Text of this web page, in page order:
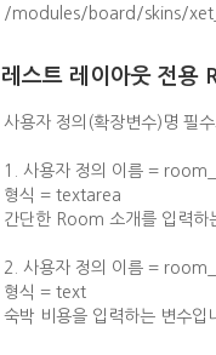
/modules/board/skins/
레스트 레이아웃 전용
사용자 정의(확장변수)명 필
1. 사용자 정의 이름 =
형식 = textarea
간단한 Room 소개를 입력하
2. 사용자 정의 이름 =
형식 = text
숙박 비용을 입력하는 변수입